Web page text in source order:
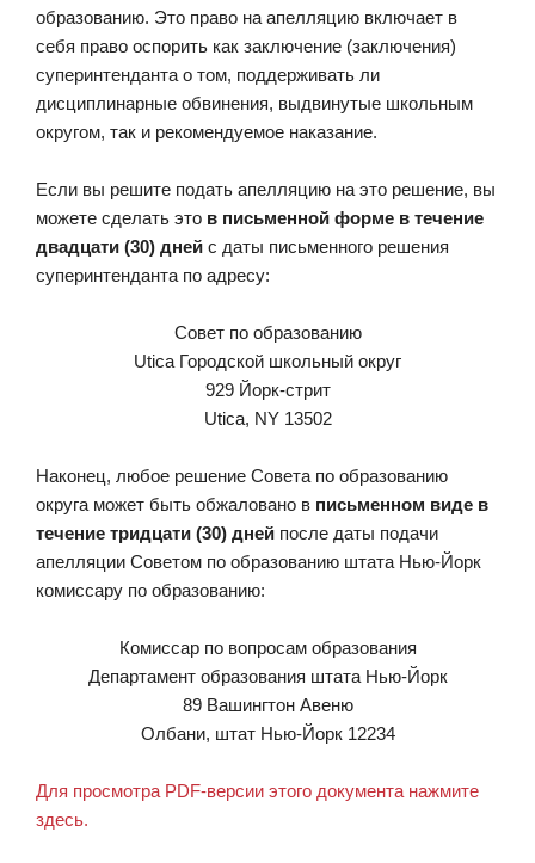
образованию. Это право на апелляцию включает в
себя право оспорить как заключение (заключения)
суперинтенданта о том, поддерживать ли
дисциплинарные обвинения, выдвинутые школьным
округом, так и рекомендуемое наказание.
Если вы решите подать апелляцию на это решение, вы
можете сделать это в письменной форме в течение
двадцати (30) дней с даты письменного решения
суперинтенданта по адресу:
Совет по образованию
Utica Городской школьный округ
929 Йорк-стрит
Utica, NY 13502
Наконец, любое решение Совета по образованию
округа может быть обжаловано в письменном виде в
течение тридцати (30) дней после даты подачи
апелляции Советом по образованию штата Нью-Йорк
комиссару по образованию:
Комиссар по вопросам образования
Департамент образования штата Нью-Йорк
89 Вашингтон Авеню
Олбани, штат Нью-Йорк 12234
Для просмотра PDF-версии этого документа нажмите
здесь.